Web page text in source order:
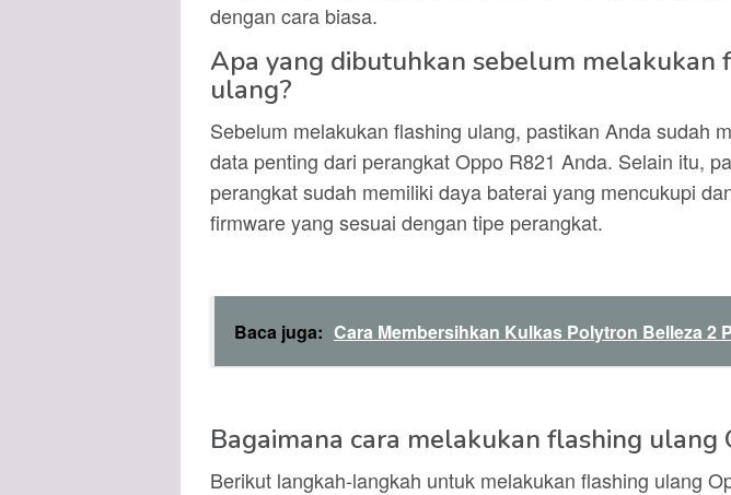
dengan cara biasa.
Apa yang dibutuhkan sebelum melakukan
ulang?
Sebelum melakukan flashing ulang, pastikan Anda sudah
data penting dari perangkat Oppo R821 Anda. Selain itu,
perangkat sudah memiliki daya baterai yang mencukupi
firmware yang sesuai dengan tipe perangkat.
Baca juga: Cara Membersihkan Kulkas Polytron Belleza 2
Bagaimana cara melakukan flashing ulang
Berikut langkah-langkah untuk melakukan flashing ulang